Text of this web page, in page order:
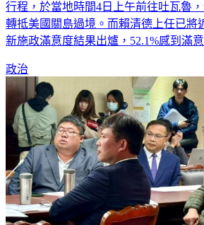
行程，於當地時間4日上午前往吐瓦魯
轉抵美國關島過境。而賴清德上任已將
新施政滿意度結果出爐，52.1%感到滿
政治